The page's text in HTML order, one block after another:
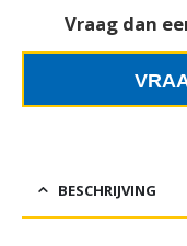
Vraag dan
BESCHRIJVING